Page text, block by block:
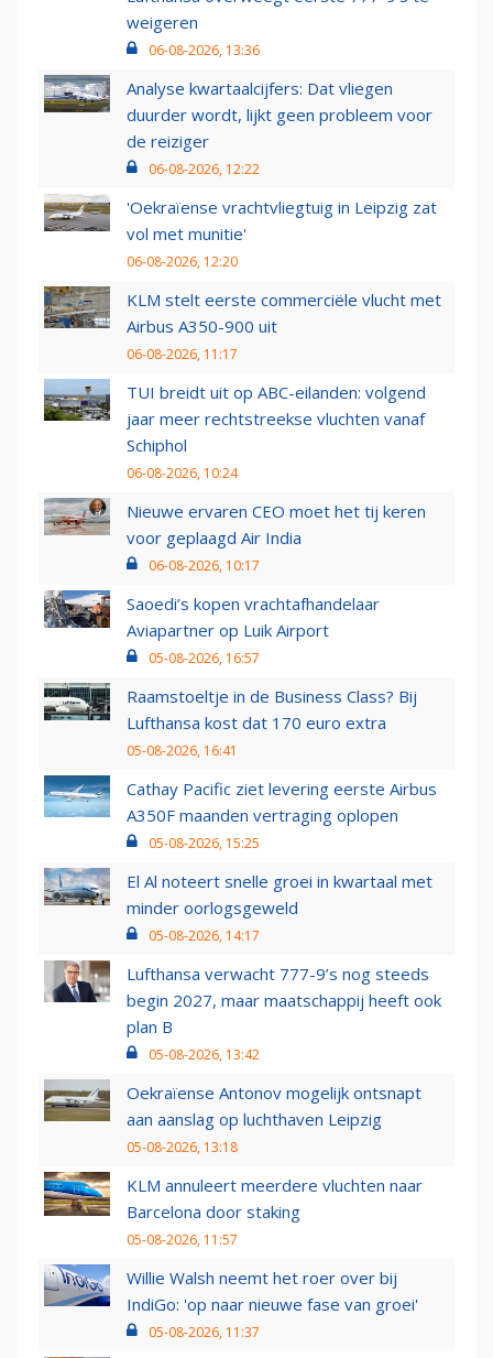
weigeren
06-08-2026, 13:36
Analyse kwartaalcijfers: Dat vliegen
duurder wordt, lijkt geen probleem voor
de reiziger
06-08-2026, 12:22
'Oekraïense vrachtvliegtuig in Leipzig zat
vol met munitie'
06-08-2026, 12:20
KLM stelt eerste commerciële vlucht met
Airbus A350-900 uit
06-08-2026, 11:17
TUI breidt uit op ABC-eilanden: volgend
jaar meer rechtstreekse vluchten vanaf
Schiphol
06-08-2026, 10:24
Nieuwe ervaren CEO moet het tij keren
voor geplaagd Air India
06-08-2026, 10:17
Saoedi’s kopen vrachtafhandelaar
Aviapartner op Luik Airport
05-08-2026, 16:57
Raamstoeltje in de Business Class? Bij
Lufthansa kost dat 170 euro extra
05-08-2026, 16:41
Cathay Pacific ziet levering eerste Airbus
A350F maanden vertraging oplopen
05-08-2026, 15:25
El Al noteert snelle groei in kwartaal met
minder oorlogsgeweld
05-08-2026, 14:17
Lufthansa verwacht 777-9’s nog steeds
begin 2027, maar maatschappij heeft ook
plan B
05-08-2026, 13:42
Oekraïense Antonov mogelijk ontsnapt
aan aanslag op luchthaven Leipzig
05-08-2026, 13:18
KLM annuleert meerdere vluchten naar
Barcelona door staking
05-08-2026, 11:57
Willie Walsh neemt het roer over bij
IndiGo: 'op naar nieuwe fase van groei'
05-08-2026, 11:37